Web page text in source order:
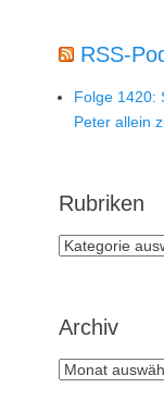
RSS-
Folge 1420:
Peter allein
Rubriken
Rubriken
Archiv
Archiv